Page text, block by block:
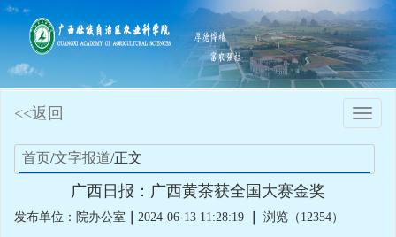
Toggle
<<返回
首页/文字报道/正文
广西日报：广西黄茶获全国大赛金奖
发布单位：院办公室 2024-06-13 11:28:19 浏览（12354）